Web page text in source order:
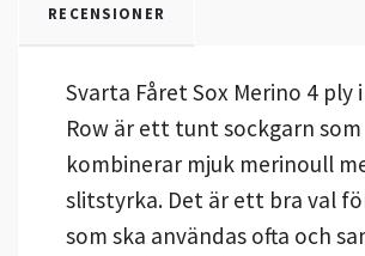
RECENSIONER
Svarta Fåret Sox Merino 4 ply
Row är ett tunt sockgarn som
kombinerar mjuk merinoull
slitstyrka. Det är ett bra val
som ska användas ofta och